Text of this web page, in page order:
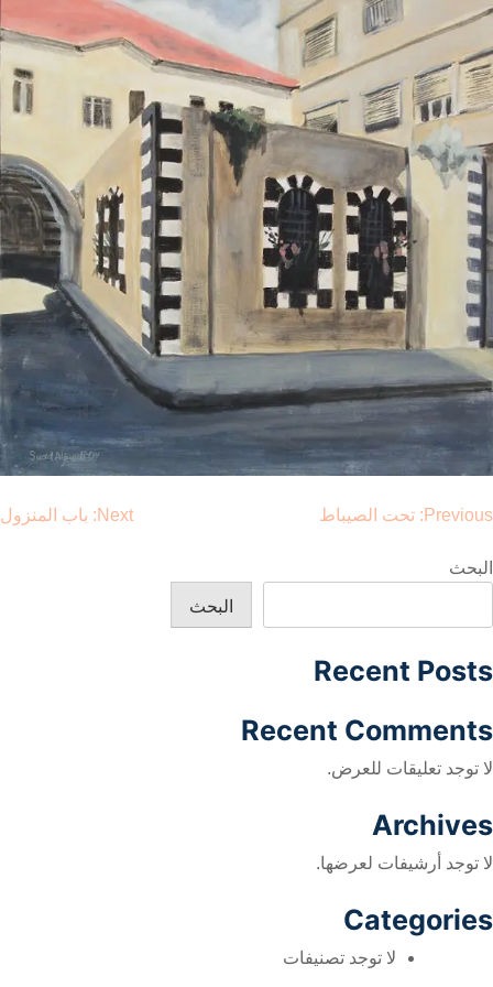
تصفّح
المقالات
Previous: تحت الصيباط Next: باب المنزول
البحث
البحث
Recent Posts
Recent Comments
لا توجد تعليقات للعرض.
Archives
لا توجد أرشيفات لعرضها.
Categories
لا توجد تصنيفات